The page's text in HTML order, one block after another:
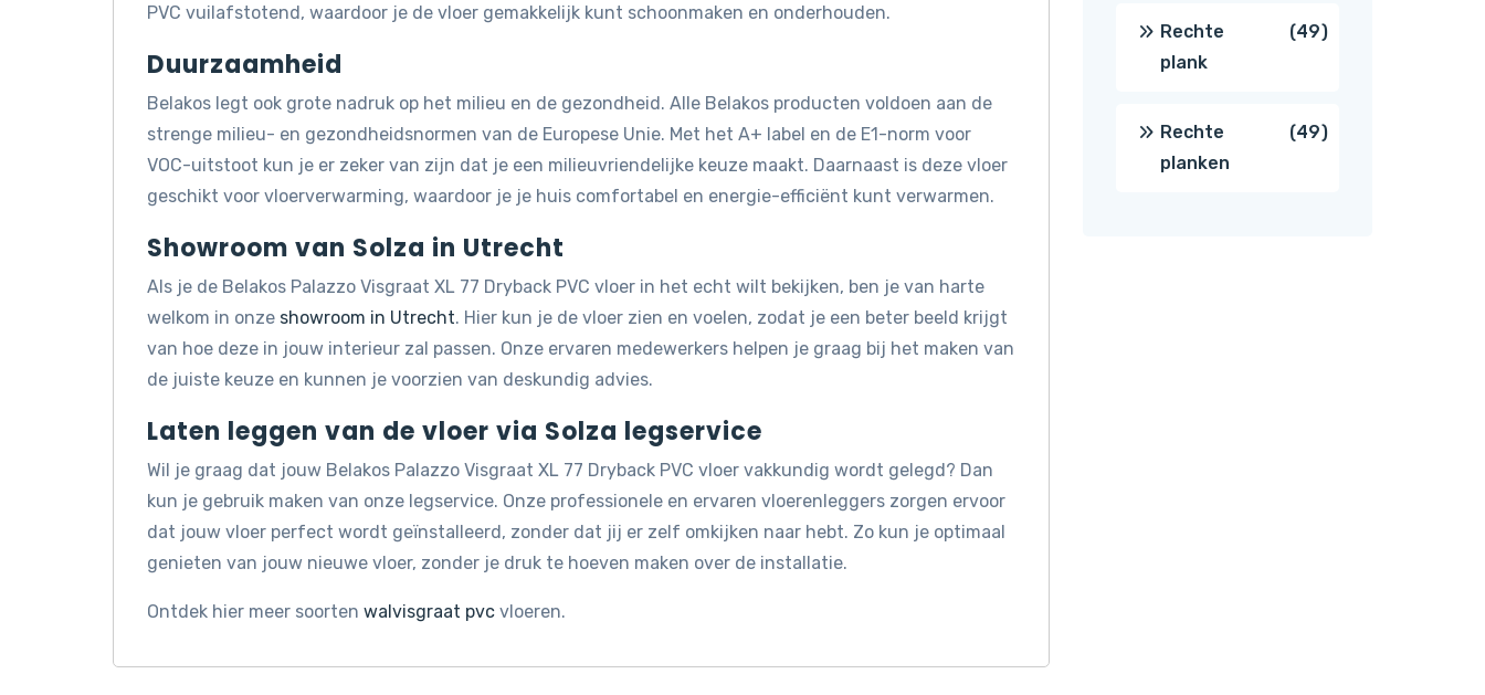
PVC vuilafstotend, waardoor je de vloer gemakkelijk kunt schoonmaken en onderhouden.
Duurzaamheid
Belakos legt ook grote nadruk op het milieu en de gezondheid. Alle Belakos producten voldoen aan de
strenge milieu- en gezondheidsnormen van de Europese Unie. Met het A+ label en de E1-norm voor
VOC-uitstoot kun je er zeker van zijn dat je een milieuvriendelijke keuze maakt. Daarnaast is deze vloer
geschikt voor vloerverwarming, waardoor je je huis comfortabel en energie-efficiënt kunt verwarmen.
Showroom van Solza in Utrecht
Als je de Belakos Palazzo Visgraat XL 77 Dryback PVC vloer in het echt wilt bekijken, ben je van harte
welkom in onze showroom in Utrecht. Hier kun je de vloer zien en voelen, zodat je een beter beeld krijgt
van hoe deze in jouw interieur zal passen. Onze ervaren medewerkers helpen je graag bij het maken van
de juiste keuze en kunnen je voorzien van deskundig advies.
Laten leggen van de vloer via Solza legservice
Wil je graag dat jouw Belakos Palazzo Visgraat XL 77 Dryback PVC vloer vakkundig wordt gelegd? Dan
kun je gebruik maken van onze legservice. Onze professionele en ervaren vloerenleggers zorgen ervoor
dat jouw vloer perfect wordt geïnstalleerd, zonder dat jij er zelf omkijken naar hebt. Zo kun je optimaal
genieten van jouw nieuwe vloer, zonder je druk te hoeven maken over de installatie.
Ontdek hier meer soorten walvisgraat pvc vloeren.
producten
Rechte
plank
4949
Rechte
planken
4949